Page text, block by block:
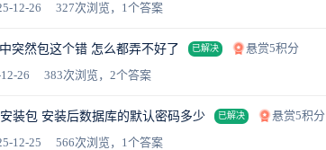
12-26 327次浏览，1个答案
突然包这个错 怎么都弄不好了 已解决
悬赏5积分
26 383次浏览，2个答案
装包 安装后数据库的默认密码多少 已解决
悬赏5积分
12-25 566次浏览，1个答案